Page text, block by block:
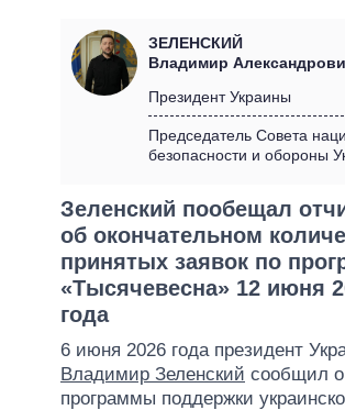
СТАТЬИ
МНЕНИЯ
ОБЗОРЫ
ДАЙДЖЕСТЫ
МИР
ВСЕ ПОЛИТИКИ
ПРЕЗИДЕНТ И ОФИС
КАБИНЕТ МИНИСТРОВ
МЭРЫ
ИНФОГРАФИКА
ВИДЕО
ПОДДЕРЖАТЬ
СРАВНЕНИЕ
ЗЕЛЕНСКИЙ
Владимир
Президент Украины
Председатель Совета
безопасности и обороны
Зеленский пообещал
об окончательном
принятых заявок по
«Тысячевесна» 12 июня
года
6 июня 2026 года президент
Владимир Зеленский сообщил о
программы поддержки